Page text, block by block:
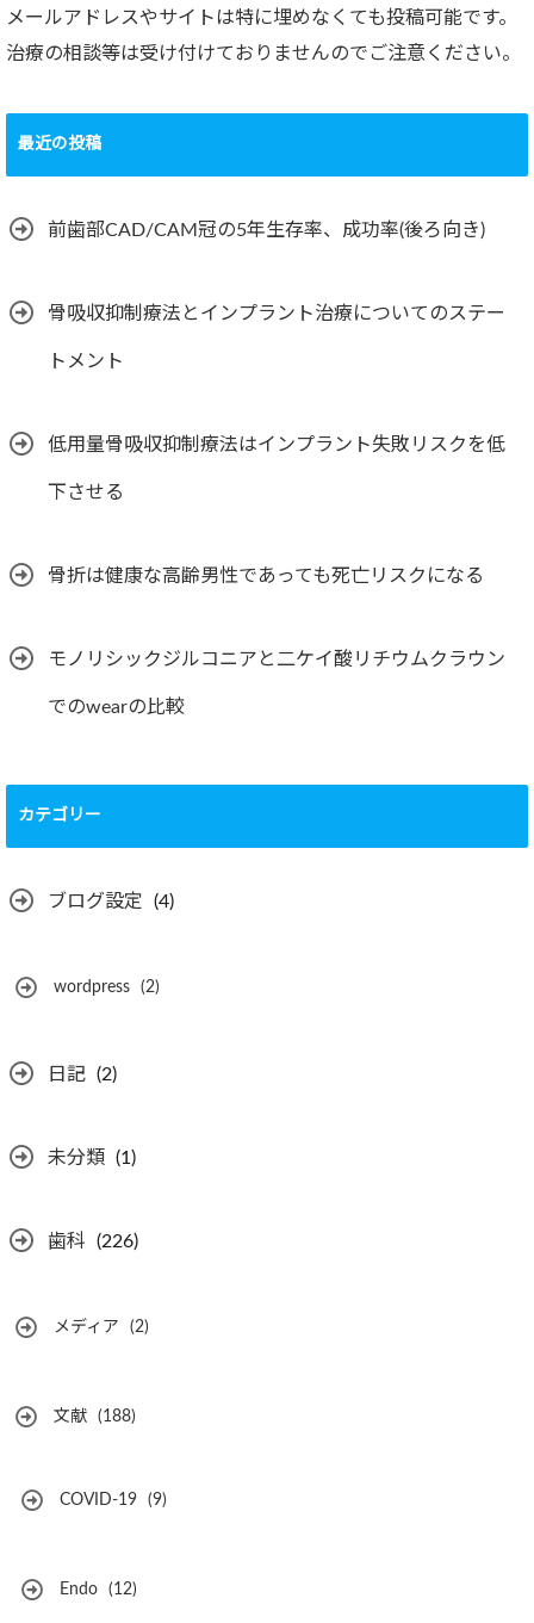
メールアドレスやサイトは特に埋めなくても投稿可能です。
治療の相談等は受け付けておりませんのでご注意ください。
最近の投稿
前歯部CAD/CAM冠の5年生存率、成功率(後ろ向き)
骨吸収抑制療法とインプラント治療についてのステー
トメント
低用量骨吸収抑制療法はインプラント失敗リスクを低
下させる
骨折は健康な高齢男性であっても死亡リスクになる
モノリシックジルコニアと二ケイ酸リチウムクラウン
でのwearの比較
カテゴリー
ブログ設定 (4)
wordpress (2)
日記 (2)
未分類 (1)
歯科 (226)
メディア (2)
文献 (188)
COVID-19 (9)
Endo (12)